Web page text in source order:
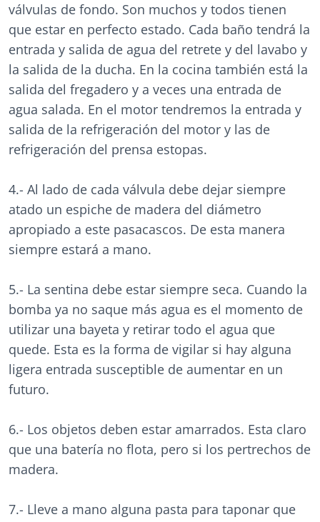
válvulas de fondo. Son muchos y todos tienen
que estar en perfecto estado. Cada baño tendrá la
entrada y salida de agua del retrete y del lavabo y
la salida de la ducha. En la cocina también está la
salida del fregadero y a veces una entrada de
agua salada. En el motor tendremos la entrada y
salida de la refrigeración del motor y las de
refrigeración del prensa estopas.
4.- Al lado de cada válvula debe dejar siempre
atado un espiche de madera del diámetro
apropiado a este pasacascos. De esta manera
siempre estará a mano.
5.- La sentina debe estar siempre seca. Cuando la
bomba ya no saque más agua es el momento de
utilizar una bayeta y retirar todo el agua que
quede. Esta es la forma de vigilar si hay alguna
ligera entrada susceptible de aumentar en un
futuro.
6.- Los objetos deben estar amarrados. Esta claro
que una batería no flota, pero si los pertrechos de
madera.
7.- Lleve a mano alguna pasta para taponar que